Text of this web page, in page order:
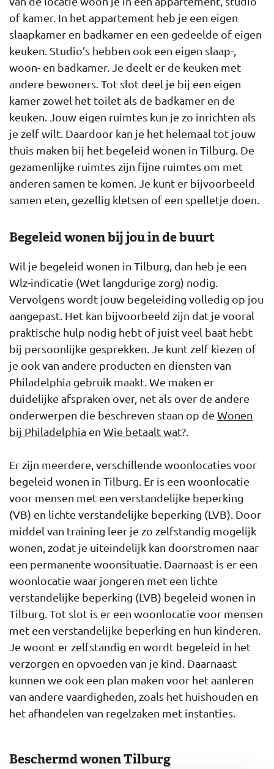
of kamer. In het appartement heb je een eigen
slaapkamer en badkamer en een gedeelde of eigen
keuken. Studio’s hebben ook een eigen slaap-,
woon- en badkamer. Je deelt er de keuken met
andere bewoners. Tot slot deel je bij een eigen
kamer zowel het toilet als de badkamer en de
keuken. Jouw eigen ruimtes kun je zo inrichten als
je zelf wilt. Daardoor kan je het helemaal tot jouw
thuis maken bij het begeleid wonen in Tilburg. De
gezamenlijke ruimtes zijn fijne ruimtes om met
anderen samen te komen. Je kunt er bijvoorbeeld
samen eten, gezellig kletsen of een spelletje doen.
Begeleid wonen bij jou in de buurt
Wil je begeleid wonen in Tilburg, dan heb je een
Wlz-indicatie (Wet langdurige zorg) nodig.
Vervolgens wordt jouw begeleiding volledig op jou
aangepast. Het kan bijvoorbeeld zijn dat je vooral
praktische hulp nodig hebt of juist veel baat hebt
bij persoonlijke gesprekken. Je kunt zelf kiezen of
je ook van andere producten en diensten van
Philadelphia gebruik maakt. We maken er
duidelijke afspraken over, net als over de andere
onderwerpen die beschreven staan op de Wonen
bij Philadelphia en Wie betaalt wat?.
Er zijn meerdere, verschillende woonlocaties voor
begeleid wonen in Tilburg. Er is een woonlocatie
voor mensen met een verstandelijke beperking
(VB) en lichte verstandelijke beperking (LVB). Door
middel van training leer je zo zelfstandig mogelijk
wonen, zodat je uiteindelijk kan doorstromen naar
een permanente woonsituatie. Daarnaast is er een
woonlocatie waar jongeren met een lichte
verstandelijke beperking (LVB) begeleid wonen in
Tilburg. Tot slot is er een woonlocatie voor mensen
met een verstandelijke beperking en hun kinderen.
Je woont er zelfstandig en wordt begeleid in het
verzorgen en opvoeden van je kind. Daarnaast
kunnen we ook een plan maken voor het aanleren
van andere vaardigheden, zoals het huishouden en
het afhandelen van regelzaken met instanties.
Beschermd wonen Tilburg